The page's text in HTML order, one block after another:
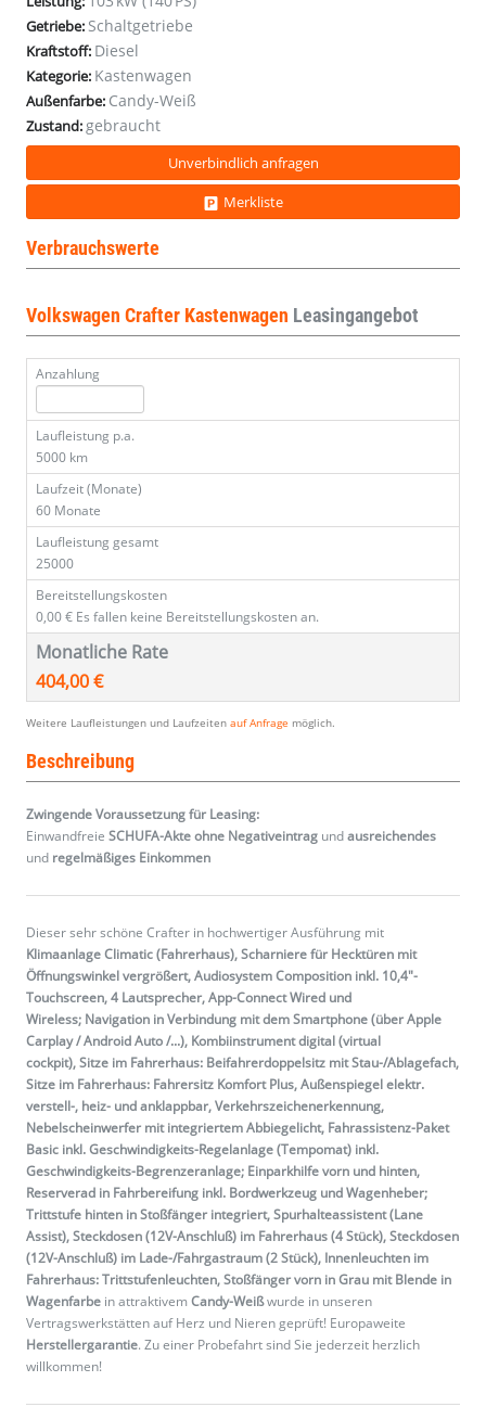
VirC
44%Nachlass!
VirC
44%Nachlass!
VirC
44%Nachlass!
VirC
44%Nachlass!
Getriebe: Schaltgetriebe
Kraftstoff: Diesel
Kategorie: Kastenwagen
Außenfarbe: Candy-Weiß
Zustand: gebraucht
Unverbindlich anfragen
Merkliste
Verbrauchswerte
Volkswagen Crafter Kastenwagen Leasingangebot
Anzahlung
Laufleistung p.a.
5000 km
Laufzeit (Monate)
60 Monate
Laufleistung gesamt
25000
Bereitstellungskosten
0,00 € Es fallen keine Bereitstellungskosten an.
Monatliche Rate
404,00 €
Weitere Laufleistungen und Laufzeiten auf Anfrage möglich.
Beschreibung
Zwingende Voraussetzung für Leasing:
Einwandfreie SCHUFA-Akte ohne Negativeintrag undausreichendes
und regelmäßiges Einkommen
Dieser sehr schöne Crafter in hochwertiger Ausführung mit
Klimaanlage Climatic (Fahrerhaus), Scharniere für Hecktüren mit
Öffnungswinkel vergrößert, Audiosystem Composition inkl. 10,4"-
Touchscreen, 4 Lautsprecher, App-Connect Wired und
Wireless; Navigation in Verbindung mit dem Smartphone (über Apple
Carplay / Android Auto /...), Kombiinstrument digital (virtual
cockpit), Sitze im Fahrerhaus: Beifahrerdoppelsitz mit Stau-/Ablagefach,
Sitze im Fahrerhaus: Fahrersitz Komfort Plus, Außenspiegel elektr.
verstell-, heiz- und anklappbar, Verkehrszeichenerkennung,
Nebelscheinwerfer mit integriertem Abbiegelicht, Fahrassistenz-Paket
Basic inkl. Geschwindigkeits-Regelanlage (Tempomat) inkl.
Geschwindigkeits-Begrenzeranlage; Einparkhilfe vorn und hinten,
Reserverad in Fahrbereifung inkl. Bordwerkzeug und Wagenheber;
Trittstufe hinten in Stoßfänger integriert, Spurhalteassistent (Lane
Assist), Steckdosen (12V-Anschluß) im Fahrerhaus (4 Stück), Steckdosen
(12V-Anschluß) im Lade-/Fahrgastraum (2 Stück), Innenleuchten im
Fahrerhaus: Trittstufenleuchten, Stoßfänger vorn in Grau mit Blende in
Wagenfarbe in attraktivemCandy-Weißwurde in unseren
Vertragswerkstätten auf Herz und Nieren geprüft! Europaweite
Herstellergarantie. Zu einer Probefahrt sind Sie jederzeit herzlich
willkommen!